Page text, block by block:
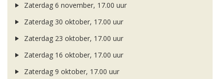
Zaterdag 6 november, 17.00 uur
Zaterdag 30 oktober, 17.00 uur
Zaterdag 23 oktober, 17.00 uur
Zaterdag 16 oktober, 17.00 uur
Zaterdag 9 oktober, 17.00 uur